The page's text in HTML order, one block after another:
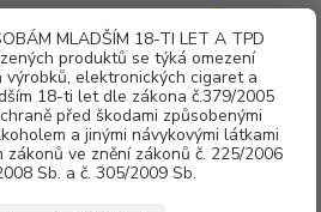
MLADŠÍM 18-TI LET A TPD
produktů se týká omezení
elektronických cigaret a
18-ti let dle zákona č.379/2005
před škodami způsobenými
a jinými návykovými látkami
zákonů ve znění zákonů č. 225/2006
Sb. a č. 305/2009 Sb.
Menu
za0 Kč